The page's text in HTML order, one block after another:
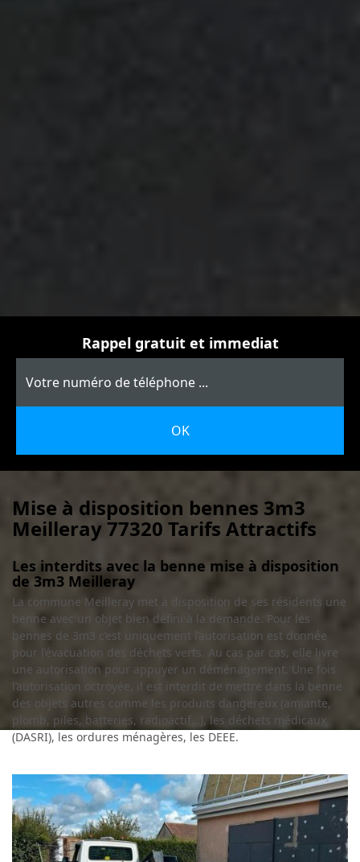
Rappel gratuit et immediat
Mise à disposition bennes 3m3
Meilleray 77320 Tarifs Attractifs
Les interdits avec la benne mise à disposition
de 3m3 Meilleray
La commune Meilleray met à disposition de ses résidents une
benne avec un objet bien défini à la demande. Pour les
bennes de 3m3 c’est uniquement l’autorisation est donnée
pour l’évacuation des déchets verts. Au cas par cas, elle livre
une autorisation pour appuyer un déménagement. Une fois
l’autorisation octroyée, il est interdit de mettre dans la benne
des objets autres comme les produits dangereux (amiante,
plomb, piles, batteries, radioactif…), les déchets médicaux
(DASRI), les ordures ménagères, les DEEE.